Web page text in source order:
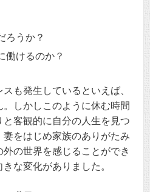
ろうか？
働けるのか？
も発生しているといえば、
しかしこのように休む時間
客観的に自分の人生を見つ
をはじめ家族のありがたみ
の世界を感じることができ
な変化がありました。